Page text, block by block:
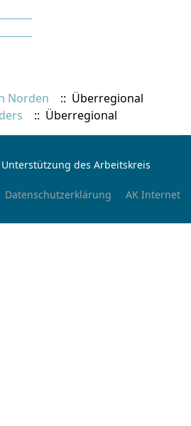
Norden
:: Überregional
:: Überregional
des Arbeitskreis
Datenschutzerklärung AK Internet